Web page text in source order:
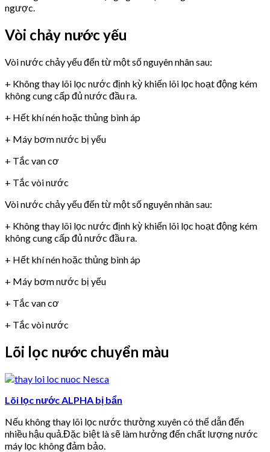
ngược.
Vòi chảy nước yếu
Vòi nước chảy yếu đến từ một số nguyên nhân sau:
+ Không thay lõi lọc nước định kỳ khiến lõi lọc hoạt động kém
không cung cấp đủ nước đầu ra.
+ Hết khí nén hoặc thủng bình áp
+ Máy bơm nước bị yếu
+ Tắc van cơ
+ Tắc vòi nước
Vòi nước chảy yếu đến từ một số nguyên nhân sau:
+ Không thay lõi lọc nước định kỳ khiến lõi lọc hoạt động kém
không cung cấp đủ nước đầu ra.
+ Hết khí nén hoặc thủng bình áp
+ Máy bơm nước bị yếu
+ Tắc van cơ
+ Tắc vòi nước
Lõi lọc nước chuyển màu
Lõi lọc nước ALPHA bị bẩn
Nếu không thay lõi lọc nước thường xuyên có thể dẫn đến
nhiều hậu quả.Đặc biệt là sẽ làm hưởng đến chất lượng nước
máy lọc không đảm bảo.